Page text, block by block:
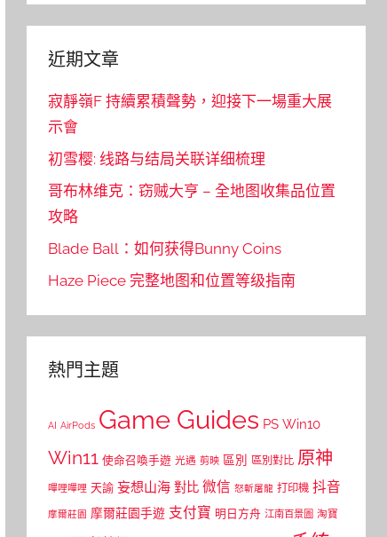
近期文章
寂靜嶺F 持續累積聲勢，迎接下一場重大展
示會
初雪樱: 线路与结局关联详细梳理
哥布林维克：窃贼大亨 – 全地图收集品位置
攻略
Blade Ball：如何获得Bunny Coins
Haze Piece 完整地图和位置等级指南
熱門主題
AI AirPods Game Guides PS Win10
Win11 使命召喚手遊 光遇 剪映 區別 區別對比 原神
嗶哩嗶哩 天諭 妄想山海 對比 微信 怒斬屠龍 打印機 抖音
摩爾莊園 摩爾莊園手遊 支付寶 明日方舟 江南百景圖 淘寶